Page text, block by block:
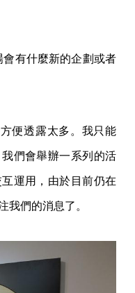
有什麼新的企劃或者
便透露太多。我只能
們會舉辦一系列的活
運用，由於目前仍在
我們的消息了。